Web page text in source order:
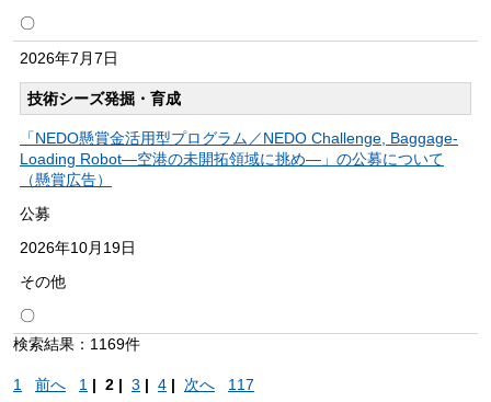
〇
2026年7月7日
技術シーズ発掘・育成
「NEDO懸賞金活用型プログラム／NEDO Challenge, Baggage-
Loading Robot―空港の未開拓領域に挑め―」の公募について
（懸賞広告）
公募
2026年10月19日
その他
〇
検索結果：1169件
1 前へ 1 | 2 | 3 | 4 | 次へ 117